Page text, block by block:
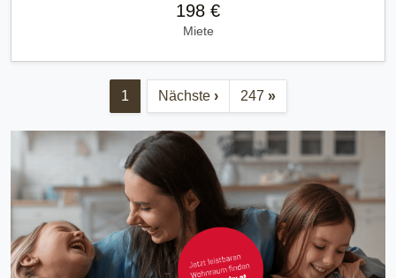
198 €
Miete
1 Nächste › 247 »